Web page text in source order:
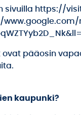
sivuilla https://
ovat pääosin
kaupunki?